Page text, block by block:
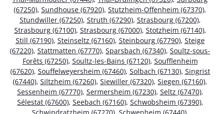
(67250), Sundhouse (67920), Stutzheim-Offenheim (67370),
Stundwiller (67250), Struth (67290), Strasbourg (67200),
Strasbourg (67100), Strasbourg (67000), Stotzheim (67140),
Still (67190), Steinseltz (67160), Steinbourg (67790), Steige
(67220), Stattmatten (67770), Sparsbach (67340), Soultz-sous-
Forêts (67250), Soultz-les-Bains (67120), Soufflenheim
(67620), Souffelweyersheim (67460), Solbach (67130), Singrist
(67440), Siltzheim (67260), Siewiller (67320), Siegen (67160),
Sessenheim (67770), Sermersheim (67230), Seltz (67470),
Sélestat (67600), Seebach (67160), Schwobsheim (67390),